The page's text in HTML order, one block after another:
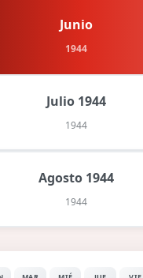
Junio
1944
Julio 1944
1944
Agosto 1944
1944